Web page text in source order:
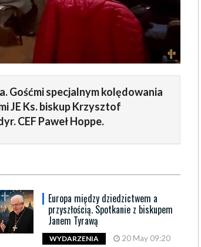
Gośćmi specjalnym kolędowania
JE Ks. biskup Krzysztof
CEF Paweł Hoppe.
Europa między dziedzictwem a
przyszłością. Spotkanie z biskupem
Janem Tyrawą
WYDARZENIA 20 May 09:20